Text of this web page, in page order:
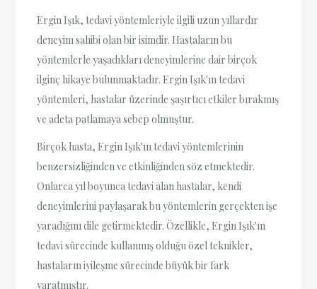
Ergin Işık, tedavi yöntemleriyle ilgili uzun yıllardır
deneyim sahibi olan bir isimdir. Hastaların bu
yöntemlerle yaşadıkları deneyimlerine dair birçok
ilginç hikaye bulunmaktadır. Ergin Işık'ın tedavi
yöntemleri, hastalar üzerinde şaşırtıcı etkiler bırakmış
ve adeta patlamaya sebep olmuştur.
Birçok hasta, Ergin Işık'ın tedavi yöntemlerinin
benzersizliğinden ve etkinliğinden söz etmektedir.
Onlarca yıl boyunca tedavi alan hastalar, kendi
deneyimlerini paylaşarak bu yöntemlerin gerçekten işe
yaradığını dile getirmektedir. Özellikle, Ergin Işık'ın
tedavi sürecinde kullanmış olduğu özel teknikler,
hastaların iyileşme sürecinde büyük bir fark
yaratmıştır.